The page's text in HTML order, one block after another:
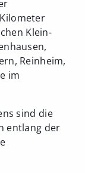
Klein-
Reinheim,
im
sind die
entlang der